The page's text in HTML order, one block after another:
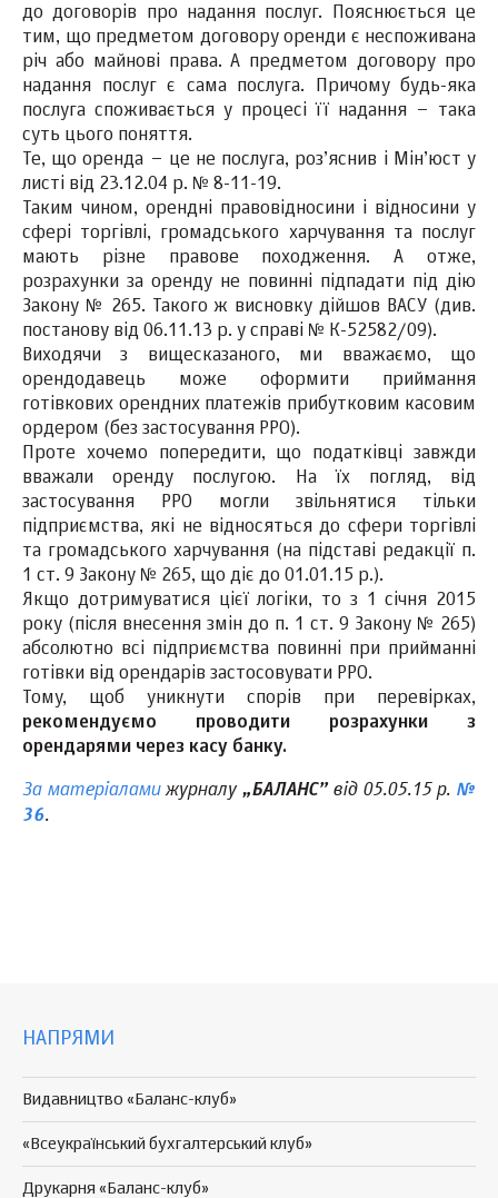
до договорів про надання послуг. Пояснюється це
тим, що предметом договору оренди є неспоживана
річ або майнові права. А предметом договору про
надання послуг є сама послуга. Причому будь-яка
послуга споживається у процесі її надання – така
суть цього поняття.
Те, що оренда – це не послуга, роз’яснив і Мін’юст у
листі від 23.12.04 р. № 8-11-19.
Таким чином, орендні правовідносини і відносини у
сфері торгівлі, громадського харчування та послуг
мають різне правове походження. А отже,
розрахунки за оренду не повинні підпадати під дію
Закону № 265. Такого ж висновку дійшов ВАСУ (див.
постанову від 06.11.13 р. у справі № К-52582/09).
Виходячи з вищесказаного, ми вважаємо, що
орендодавець може оформити приймання
готівкових орендних платежів прибутковим касовим
ордером (без застосування РРО).
Проте хочемо попередити, що податківці завжди
вважали оренду послугою. На їх погляд, від
застосування РРО могли звільнятися тільки
підприємства, які не відносяться до сфери торгівлі
та громадського харчування (на підставі редакції п.
1 ст. 9 Закону № 265, що діє до 01.01.15 р.).
Якщо дотримуватися цієї логіки, то з 1 січня 2015
року (після внесення змін до п. 1 ст. 9 Закону № 265)
абсолютно всі підприємства повинні при прийманні
готівки від орендарів застосовувати РРО.
Тому, щоб уникнути спорів при перевірках,
рекомендуємо проводити розрахунки з
орендарями через касу банку.
За матеріаламижурналу „БАЛАНС”від 05.05.15 р. №
36.
НАПРЯМИ
Видавництво «Баланс-клуб»
«Всеукраїнський бухгалтерський клуб»
Друкарня «Баланс-клуб»